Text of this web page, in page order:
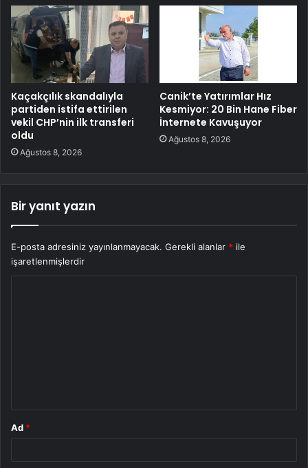
Kaçakçılık skandalıyla
partiden istifa ettirilen
vekil CHP’nin ilk transferi
oldu
Ağustos 8, 2026
Canik’te Yatırımlar Hız
Kesmiyor: 20 Bin Hane Fiber
İnternete Kavuşuyor
Ağustos 8, 2026
Bir yanıt yazın
E-posta adresiniz yayınlanmayacak. Gerekli alanlar * ile
işaretlenmişlerdir
Ad *